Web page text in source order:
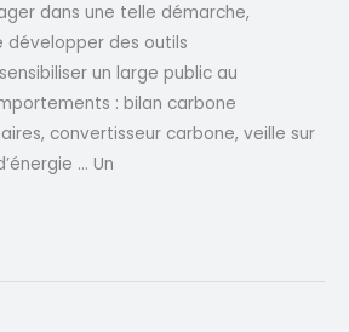
dans une telle démarche,
développer des outils
un large public au
: bilan carbone
convertisseur carbone, veille sur
… Un